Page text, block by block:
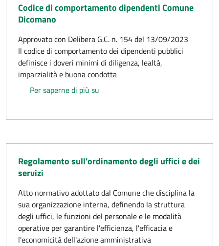
Codice di comportamento dipendenti Comune
Dicomano
Approvato con Delibera G.C. n. 154 del 13/09/2023
Il codice di comportamento dei dipendenti pubblici
definisce i doveri minimi di diligenza, lealtà,
imparzialità e buona condotta
Per saperne di più su
Regolamento sull'ordinamento degli uffici e dei
servizi
Atto normativo adottato dal Comune che disciplina la
sua organizzazione interna, definendo la struttura
degli uffici, le funzioni del personale e le modalità
operative per garantire l'efficienza, l'efficacia e
l'economicità dell'azione amministrativa